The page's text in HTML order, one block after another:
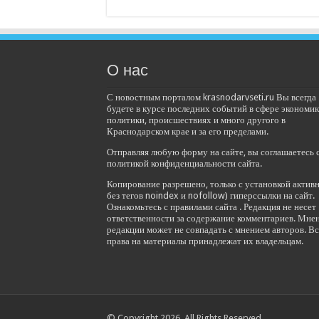
О нас
С новостным порталом krasnodarvseti.ru Вы всегда
будете в курсе последних событий в сфере
политики, происшествиях и много другого в
Краснодарском крае и за его пределами.
Отправляя любую форму на сайте, вы соглашаетесь
политикой конфиденциальности сайта.
Копирование разрешено, только с установкой
без тегов noindex и nofollow) гиперссылки на сайт.
Ознакомьтесь с правилами сайта . Редакция не несет
ответственности за содержание комментариев.
редакции может не совпадать с мнением авторов.
права на материалы принадлежат их владельцам.